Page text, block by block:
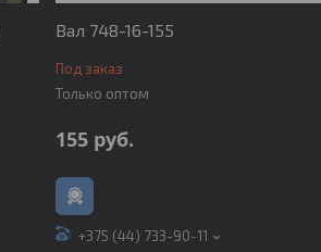
Вал 748-16-155
Под заказ
Только оптом
155 руб.
+375 (44) 733-90-11